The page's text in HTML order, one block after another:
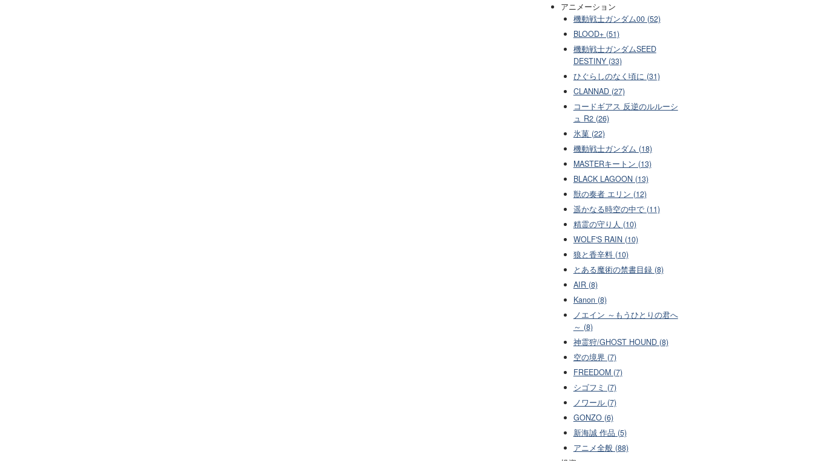
アニメーション
機動戦士ガンダム00 (52)
BLOOD+ (51)
機動戦士ガンダムSEED
DESTINY (33)
ひぐらしのなく頃に (31)
CLANNAD (27)
コードギアス 反逆のルルーシ
ュ R2 (26)
氷菓 (22)
機動戦士ガンダム (18)
MASTERキートン (13)
BLACK LAGOON (13)
獣の奏者 エリン (12)
遥かなる時空の中で (11)
精霊の守り人 (10)
WOLF'S RAIN (10)
狼と香辛料 (10)
とある魔術の禁書目録 (8)
AIR (8)
Kanon (8)
ノエイン ～もうひとりの君へ
～ (8)
神霊狩/GHOST HOUND (8)
空の境界 (7)
FREEDOM (7)
シゴフミ (7)
ノワール (7)
GONZO (6)
新海誠 作品 (5)
アニメ全般 (88)